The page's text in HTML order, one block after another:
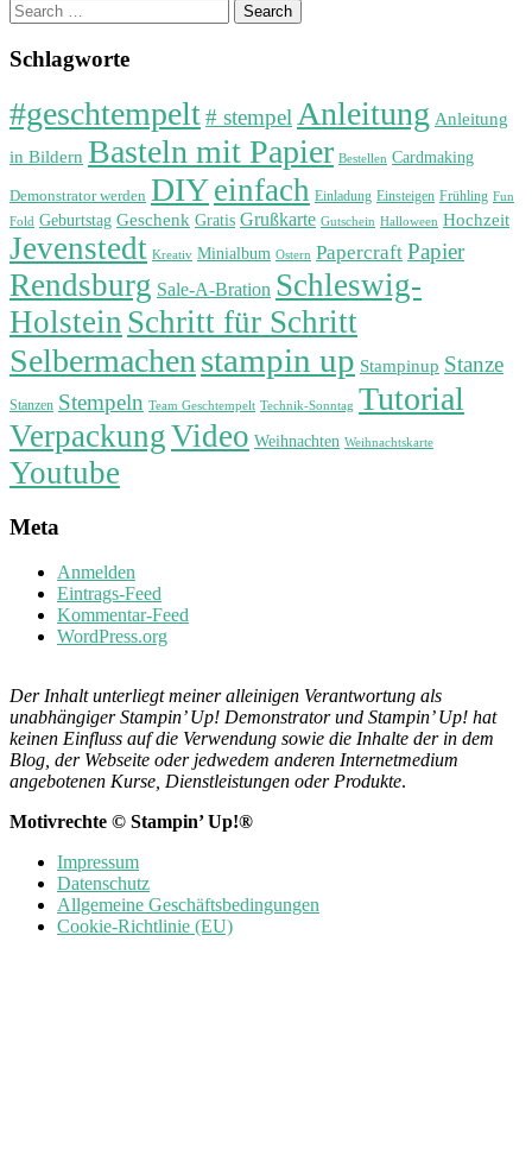
Search
for:
Schlagworte
#geschtempelt# stempel Anleitung Anleitung
in Bildern Basteln mit Papier Bestellen Cardmaking
Demonstrator werden DIYeinfach Einladung Einsteigen Frühling Fun
Fold Geburtstag Geschenk Gratis Grußkarte Gutschein Halloween Hochzeit
Jevenstedt Kreativ Minialbum Ostern Papercraft Papier
Rendsburg Sale-A-Bration Schleswig-
Holstein Schritt für Schritt
Selbermachen stampin up Stampinup Stanze
Stanzen Stempeln Team Geschtempelt Technik-Sonntag Tutorial
VerpackungVideo Weihnachten Weihnachtskarte
Youtube
Meta
Anmelden
Eintrags-Feed
Kommentar-Feed
WordPress.org
Der Inhalt unterliegt meiner alleinigen Verantwortung als
unabhängiger Stampin’ Up! Demonstrator und Stampin’ Up! hat
keinen Einfluss auf die Verwendung sowie die Inhalte der in dem
Blog, der Webseite oder jedwedem anderen Internetmedium
angebotenen Kurse, Dienstleistungen oder Produkte.
Motivrechte © Stampin’ Up!®
Impressum
Datenschutz
Allgemeine Geschäftsbedingungen
Cookie-Richtlinie (EU)